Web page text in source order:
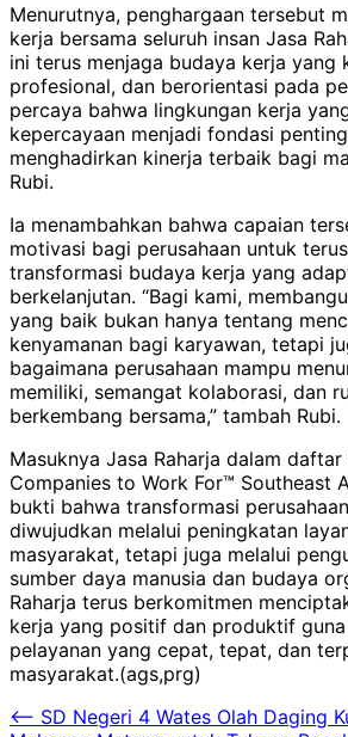
Menurutnya, penghargaan tersebut
kerja bersama seluruh insan Jasa
ini terus menjaga budaya kerja yang
profesional, dan berorientasi pada
percaya bahwa lingkungan kerja
kepercayaan menjadi fondasi
menghadirkan kinerja terbaik bagi
Rubi.
Ia menambahkan bahwa capaian
motivasi bagi perusahaan untuk
transformasi budaya kerja yang
berkelanjutan. “Bagi kami,
yang baik bukan hanya tentang
kenyamanan bagi karyawan, tetapi
bagaimana perusahaan mampu
memiliki, semangat kolaborasi, dan
berkembang bersama,” tambah Rubi.
Masuknya Jasa Raharja dalam
Companies to Work For™ Southeast
bukti bahwa transformasi
diwujudkan melalui peningkatan
masyarakat, tetapi juga melalui
sumber daya manusia dan budaya
Raharja terus berkomitmen
kerja yang positif dan produktif
pelayanan yang cepat, tepat, dan
masyarakat.(ags,prg)
Navigasi
⟵ SD Negeri 4 Wates Olah Daging